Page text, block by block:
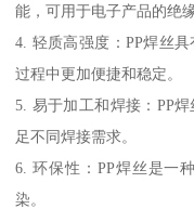
能，可用于电子产品的绝
4. 轻质高强度：PP焊丝
过程中更加便捷和稳定。
5. 易于加工和焊接：PP
足不同焊接需求。
6. 环保性：PP焊丝是一
染。